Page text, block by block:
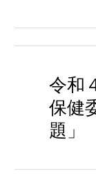
令和
保健
題」